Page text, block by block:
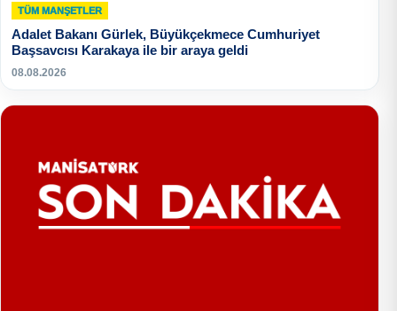
TÜM MANŞETLER
Adalet Bakanı Gürlek, Büyükçekmece Cumhuriyet
Başsavcısı Karakaya ile bir araya geldi
08.08.2026